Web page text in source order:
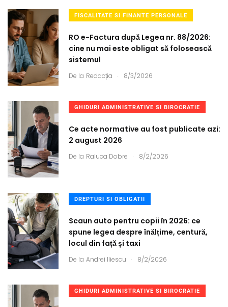
FISCALITATE SI FINANTE PERSONALE
RO e-Factura după Legea nr. 88/2026:
cine nu mai este obligat să folosească
sistemul
De la Redacția . 8/3/2026
GHIDURI ADMINISTRATIVE SI BIROCRATIE
Ce acte normative au fost publicate azi:
2 august 2026
De la Raluca Dobre . 8/2/2026
DREPTURI SI OBLIGATII
Scaun auto pentru copii în 2026: ce
spune legea despre înălțime, centură,
locul din față și taxi
De la Andrei Iliescu . 8/2/2026
GHIDURI ADMINISTRATIVE SI BIROCRATIE